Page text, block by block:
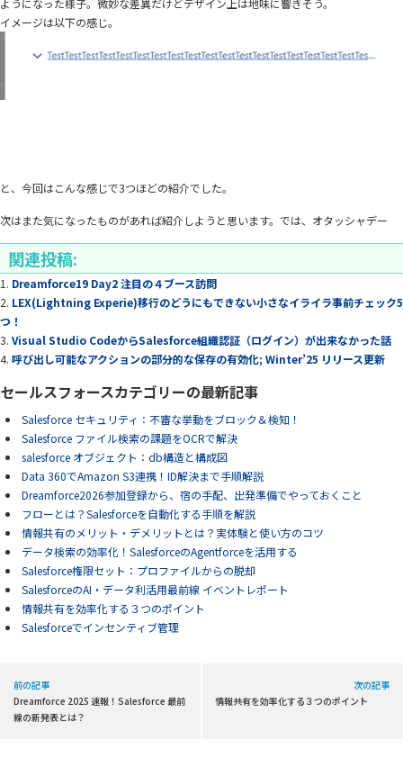
イメージは以下の感じ。
と、今回はこんな感じで3つほどの紹介でした。
次はまた気になったものがあれば紹介しようと思います。では、オタッシャデー
関連投稿:
Dreamforce19 Day2 注目の４ブース訪問
LEX(Lightning Experie)移行のどうにもできない小さなイライラ事前チェック5
つ！
Visual Studio CodeからSalesforce組織認証（ログイン）が出来なかった話
呼び出し可能なアクションの部分的な保存の有効化; Winter’25 リリース更新
セールスフォースカテゴリーの最新記事
Salesforce セキュリティ：不審な挙動をブロック＆検知！
Salesforce ファイル検索の課題をOCRで解決
salesforce オブジェクト：db構造と構成図
Data 360でAmazon S3連携！ID解決まで手順解説
Dreamforce2026参加登録から、宿の手配、出発準備でやっておくこと
フローとは？Salesforceを自動化する手順を解説
情報共有のメリット・デメリットとは？実体験と使い方のコツ
データ検索の効率化！SalesforceのAgentforceを活用する
Salesforce権限セット：プロファイルからの脱却
SalesforceのAI・データ利活用最前線 イベントレポート
情報共有を効率化する３つのポイント
Salesforceでインセンティブ管理
前の記事
Dreamforce 2025 速報！Salesforce 最前
線の新発表とは？
次の記事
情報共有を効率化する３つのポイント